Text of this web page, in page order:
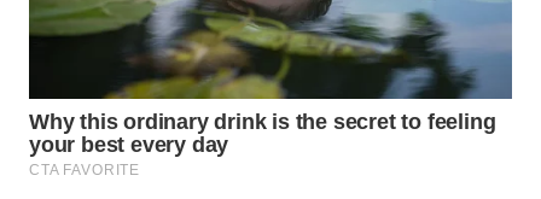
SOLO
BOROBUDUR
WN